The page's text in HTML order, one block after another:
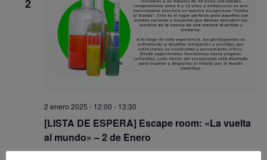
2
[LISTA DE ESPERA] Escape room: «La vuelta
al mundo» – 2 de Enero
2 enero 2025 - 12:00 - 13:30